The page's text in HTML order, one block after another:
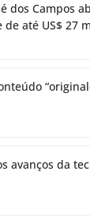
dos Campos
de até US$ 27
avanços da